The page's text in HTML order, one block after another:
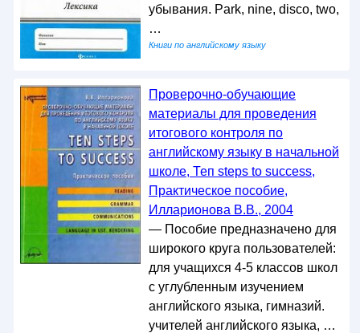
убывания. Park, nine, disco, two,
…
Книги по английскому языку
Проверочно-обучающие
материалы для проведения
итогового контроля по
английскому языку в начальной
школе, Теп steps to success,
Практическое пособие,
Илларионова В.В., 2004
— Пособие предназначено для
широкого круга пользователей:
для учащихся 4-5 классов школ
с углубленным изучением
английского языка, гимназий.
учителей английского языка, …